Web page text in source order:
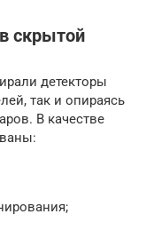
скрытой
детекторы
так и опираясь
В качестве